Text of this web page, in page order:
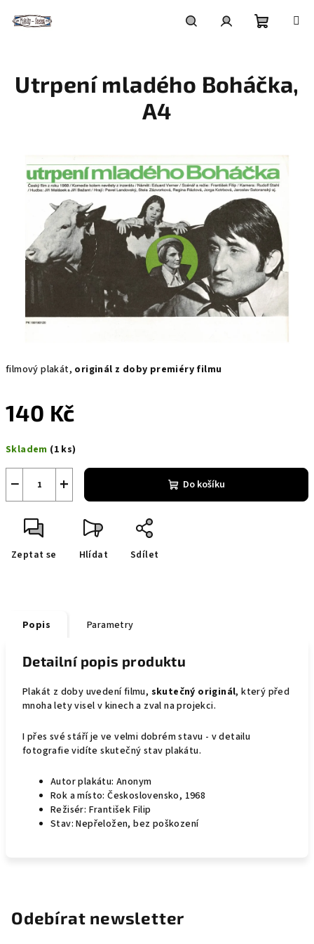
košík
filmový plakát, originál z doby premiéry filmu
140 Kč
cena:
Skladem (1 ks)
+
− Do košíku
Zeptat se Hlídat Sdílet
Utrpení mladého Boháčka,
A4
Popis Parametry
Detailní popis produktu
Plakát z doby uvedení filmu, skutečný originál, který před
mnoha lety visel v kinech a zval na projekci.
I přes své stáří je ve velmi dobrém stavu - v detailu
fotografie vidíte skutečný stav plakátu.
Autor plakátu: Anonym
Rok a místo: Československo, 1968
Režisér: František Filip
Stav: Nepřeložen, bez poškození
Odebírat newsletter